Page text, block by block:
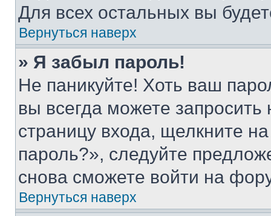
Для всех остальных вы
Вернуться наверх
» Я забыл пароль!
Не паникуйте! Хоть ваш
вы всегда можете
страницу входа, щелкните
пароль?», следуйте
снова сможете войти на
Вернуться наверх